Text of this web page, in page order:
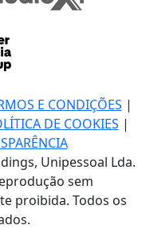
E CONDIÇÕES |
DE COOKIES |
Unipessoal Lda.
sem
proibida. Todos os